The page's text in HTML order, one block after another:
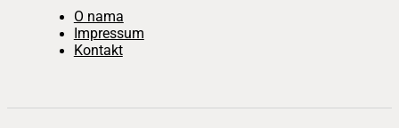
O nama
Impressum
Kontakt